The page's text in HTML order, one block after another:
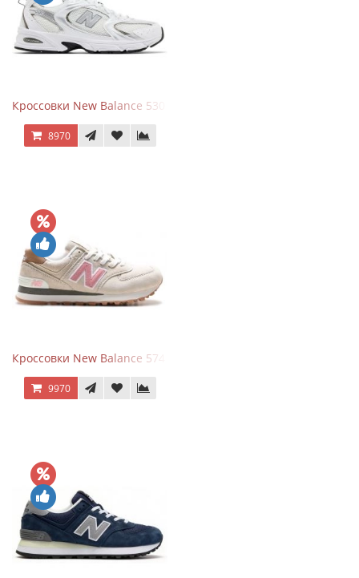
Кроссовки New Balance 530 White Silver Metallic
8970
Кроссовки New Balance 574 Power Beige Pink
9970